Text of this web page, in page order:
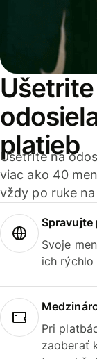
platieb
Ušetrite na
viac ako 40
vždy po ruke
Spravujte
Svoje
ich rýchlo
Pri
zaoberať